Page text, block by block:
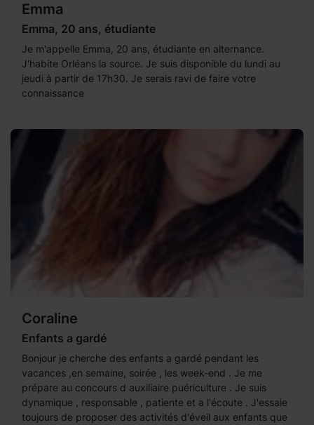
Emma
Emma, 20 ans, étudiante
Je m'appelle Emma, 20 ans, étudiante en alternance.
J'habite Orléans la source. Je suis disponible du lundi au
jeudi à partir de 17h30. Je serais ravi de faire votre
connaissance
Coraline
Enfants a gardé
Bonjour je cherche des enfants a gardé pendant les
vacances ,en semaine, soirée , les week-end . Je me
prépare au concours d auxiliaire puériculture . Je suis
dynamique , responsable , patiente et a l'écoute . J'essaie
toujours de proposer des activités d'éveil aux enfants que